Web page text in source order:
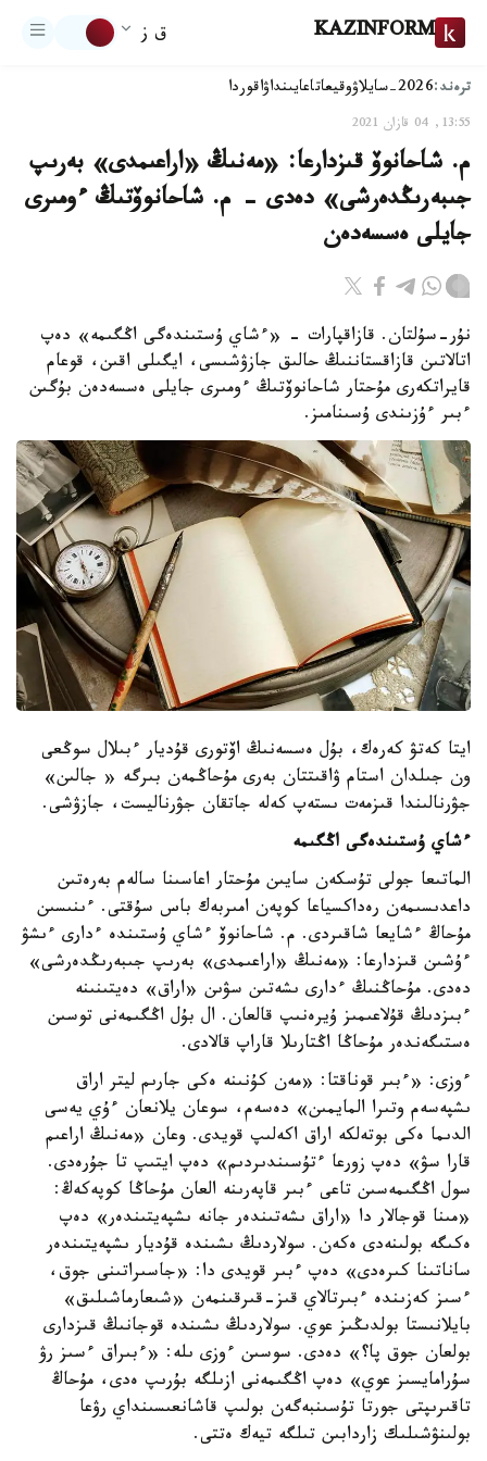
KAZINFORM ق ز
ترەند:2026-سايلاۋ وقيعاتاعايىنداۋاقوردا
13:55, 04 قازان 2021
م. شاحانوۆ قىزدارعا: «مەنىڭ «اراعىمدى» بەرىپ
جىبەرىڭدەرشى» دەدى - م. شاحانوۆتىڭ ءومىرى
جايلى ەسسەدەن
نۇر-سۇلتان. قازاقپارات - «ءشاي ۇستىندەگى اڭگىمە» دەپ
اتالاتىن قازاقستاننىڭ حالىق جازۋشىسى، ايگىلى اقىن، قوعام
قايراتكەرى مۇحتار شاحانوۆتىڭ ءومىرى جايلى ەسسەدەن بۇگىن
ءبىر ءۇزىندى ۇسىنامىز.
ايتا كەتۋ كەرەك، بۇل ەسسەنىڭ اۆتورى قۇديار ءبىلال سوڭعى
ون جىلدان استام ۋاقىتتان بەرى مۇحاڭمەن بىرگە « جالىن»
جۋرنالىندا قىزمەت ىستەپ كەلە جاتقان جۋرناليست، جازۋشى.
ءشاي ۇستىندەگى اڭگىمە
الماتىعا جولى تۇسكەن سايىن مۇحتار اعاسىنا سالەم بەرەتىن
داعدىسىمەن رەداكسياعا كوپەن امىربەك باس سۇقتى. ءىنىسىن
مۇحاڭ ءشايعا شاقىردى. م. شاحانوۆ ءشاي ۇستىندە ءدارى ءىشۋ
ءۇشىن قىزدارعا: «مەنىڭ «اراعىمدى» بەرىپ جىبەرىڭدەرشى»
دەدى. مۇحاڭنىڭ ءدارى ىشەتىن سۋىن «اراق» دەيتىنىنە
ءبىزدىڭ قۇلاعىمىز ۇيرەنىپ قالعان. ال بۇل اڭگىمەنى توسىن
ەستىگەندەر مۇحاڭا اڭتارىلا قاراپ قالادى.
ءوزى: «ءبىر قوناقتا: «مەن كۇنىنە ەكى جارىم ليتر اراق
ىشپەسەم وتىرا المايمىن» دەسەم، سوعان يلانعان ءۇي يەسى
الدىما ەكى بوتەلكە اراق اكەلىپ قويدى. وعان «مەنىڭ اراعىم
قارا سۋ» دەپ زورعا ءتۇسىندىردىم» دەپ ايتىپ تا جۇرەدى.
سول اڭگىمەسىن تاعى ءبىر قاپەرىنە العان مۇحاڭا كوپەكەڭ:
«مىنا قوجالار دا «اراق ىشەتىندەر جانە ىشپەيتىندەر» دەپ
ەكىگە بولىنەدى ەكەن. سولاردىڭ ىشىندە قۇديار ىشپەيتىندەر
ساناتىنا كىرەدى» دەپ ءبىر قويدى دا: «جاسىراتىنى جوق،
ءسىز كەزىندە ءبىرتالاي قىز-قىرقىنمەن «شىعارماشىلىق»
بايلانىستا بولدىڭىز عوي. سولاردىڭ ىشىندە قوجانىڭ قىزدارى
بولعان جوق پا؟» دەدى. سوسىن ءوزى ىلە: «ءبىراق ءسىز رۋ
سۇرامايسىز عوي» دەپ اڭگىمەنى ازىلگە بۇرىپ ەدى، مۇحاڭ
تاقىرىپتى جورتا تۇسىنبەگەن بولىپ قاشانعىسىنداي رۋعا
بولىنۋشىلىك زاردابىن تىلگە تيەك ەتتى.